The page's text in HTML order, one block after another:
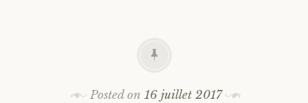
Posted on16 juillet 2017